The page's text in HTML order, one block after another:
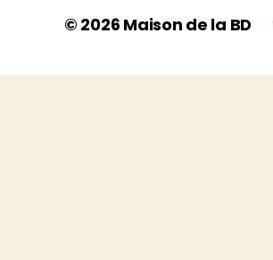
© 2026 Maison de la BD